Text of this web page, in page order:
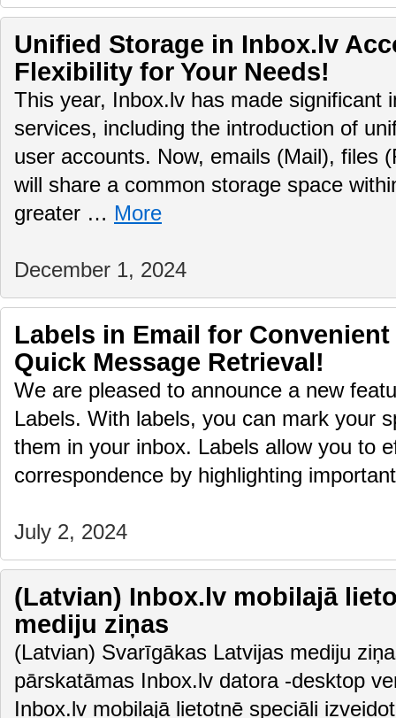
Unified Storage in Inbox.lv
Flexibility for Your Needs!
This year, Inbox.lv has made significant
services, including the introduction of
user accounts. Now, emails (Mail), files
will share a common storage space
greater … More
December 1, 2024
Labels in Email for
Quick Message Retrieval!
We are pleased to announce a new
Labels. With labels, you can mark your
them in your inbox. Labels allow you to
correspondence by highlighting
July 2, 2024
(Latvian) Inbox.lv mobilajā
mediju ziņas
(Latvian) Svarīgākas Latvijas mediju
pārskatāmas Inbox.lv datora -desktop
Inbox.lv mobilajā lietotnē speciāli